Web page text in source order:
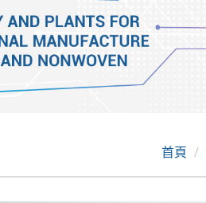
首頁